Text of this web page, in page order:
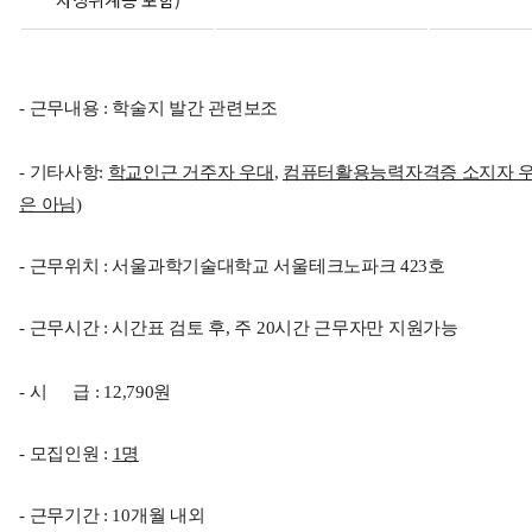
- 근무내용 : 학술지 발간 관련보조
- 기타사항: 학교인근 거주자 우대 , 컴퓨터활용능력자격증 소지자
은 아님)
- 근무위치 : 서울과학기술대학교 서울테크노파크 423호
- 근무시간 : 시간표 검토 후, 주 20시간 근무자만 지원가능
- 시 급 : 12,790원
- 모집인원 : 1명
- 근무기간 : 10개월 내외